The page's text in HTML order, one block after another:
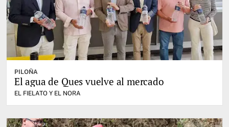
PILOÑA
El agua de Ques vuelve al mercado
EL FIELATO Y EL NORA